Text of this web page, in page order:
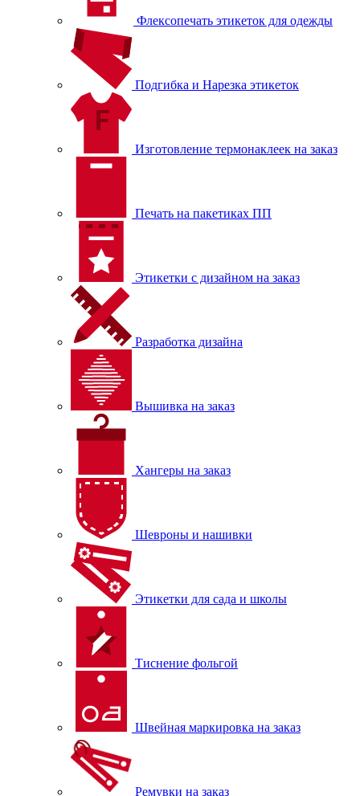
Флексопечать этикеток для одежды
Подгибка и Нарезка этикеток
Изготовление термонаклеек на заказ
Печать на пакетиках ПП
Этикетки с дизайном на заказ
Разработка дизайна
Вышивка на заказ
Хангеры на заказ
Шевроны и нашивки
Этикетки для сада и школы
Тиснение фольгой
Швейная маркировка на заказ
Ремувки на заказ